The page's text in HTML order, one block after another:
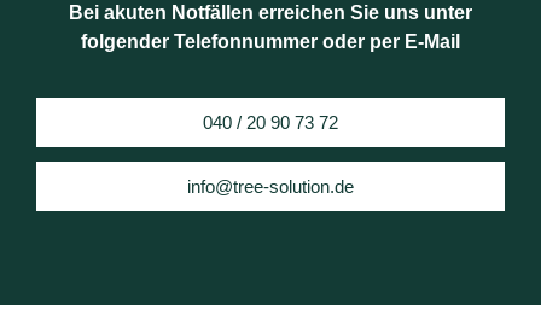
Bei akuten Notfällen erreichen Sie uns unter
folgender Telefonnummer oder per E-Mail
040 / 20 90 73 72
info@tree-solution.de